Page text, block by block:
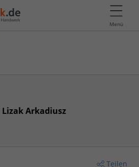
Menü
Lizak Arkadiusz
Teilen